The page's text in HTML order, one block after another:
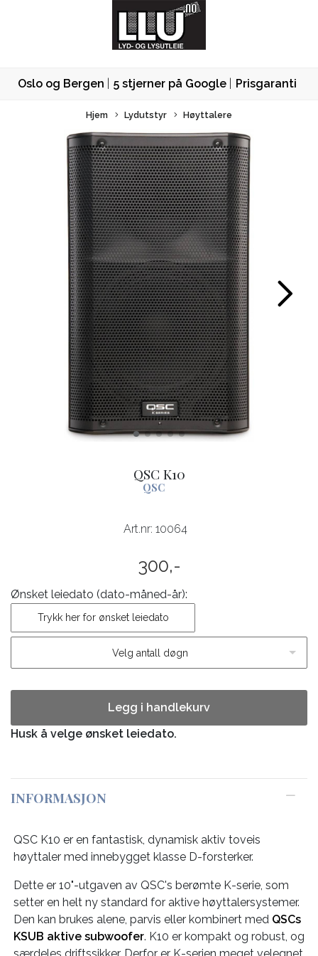
Oslo og Bergen 5 stjerner på Google Prisgaranti
Hjem Lydutstyr Høyttalere
QSC K10
QSC
Art.nr: 10064
300,-
Ønsket leiedato (dato-måned-år):
Velg antall døgn
Legg i handlekurv
Husk å velge ønsket leiedato.
INFORMASJON
QSC K10 er en fantastisk, dynamisk aktiv toveis
høyttaler med innebygget klasse D-forsterker.
Dette er 10"-utgaven av QSC's berømte K-serie, som
setter en helt ny standard for aktive høyttalersystemer.
Den kan brukes alene, parvis eller kombinert med QSCs
KSUB aktive subwoofer. K10 er kompakt og robust, og